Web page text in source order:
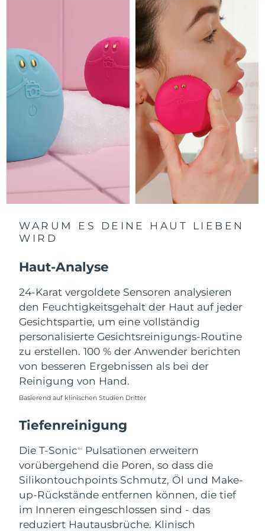
WARUM ES DEINE HAUT LIEBEN
WIRD
Haut-Analyse
24-Karat vergoldete Sensoren analysieren
den Feuchtigkeitsgehalt der Haut auf jeder
Gesichtspartie, um eine vollständig
personalisierte Gesichtsreinigungs-Routine
zu erstellen. 100 % der Anwender berichten
von besseren Ergebnissen als bei der
Reinigung von Hand.
Basierend auf klinischen Studien Dritter
Tiefenreinigung
Die T-SonicTM
Pulsationen erweitern
vorübergehend die Poren, so dass die
Silikontouchpoints Schmutz, Öl und Make-
up-Rückstände entfernen können, die tief
im Inneren eingeschlossen sind - das
reduziert Hautausbrüche. Klinisch
Erwartete Lieferung8/8/26
Erwartete Lieferung 8/8/26
Sonderverwaltungsregion
Macau
Erwartete Lieferung 8/10/26
Malaysia Erwartete Lieferung 8/11/26
Erwartete Lieferung 8/8/26
Mexiko Erwartete Lieferung 8/12/26
Monaco Erwartete Lieferung
Neuseeland
Norwegen
Oman Erwartete Lieferung
Philippinen Erwartete Lieferung
Polen Erwartete Lieferung 8/9/26
Portugal
Réunion Erwartete Lieferung
Rumänien Erwartete Lieferung8/8/26
Russland Erwartete Lieferung